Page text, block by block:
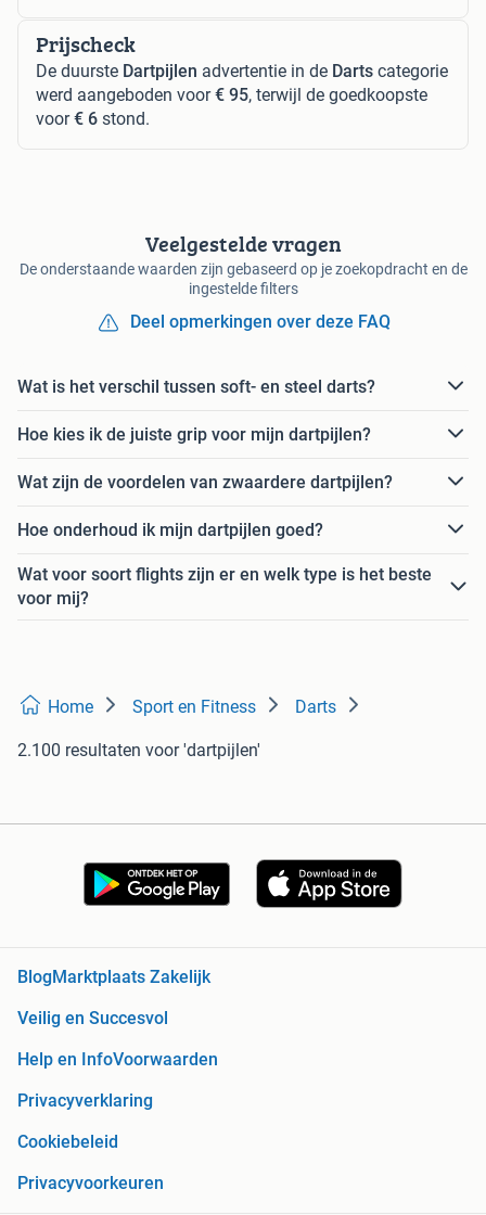
Prijscheck
De duurste Dartpijlen advertentie in de Darts categorie
werd aangeboden voor€ 95, terwijl de goedkoopste
voor€ 6 stond.
Veelgestelde vragen
De onderstaande waarden zijn gebaseerd op je zoekopdracht en de
ingestelde filters
Deel opmerkingen over deze FAQ
Wat is het verschil tussen soft- en steel darts?
Hoe kies ik de juiste grip voor mijn dartpijlen?
Wat zijn de voordelen van zwaardere dartpijlen?
Hoe onderhoud ik mijn dartpijlen goed?
Wat voor soort flights zijn er en welk type is het beste
voor mij?
Home Sport en Fitness Darts
2.100 resultaten voor 'dartpijlen'
Blog Marktplaats Zakelijk
Veilig en Succesvol
Help en InfoVoorwaarden
Privacyverklaring
Cookiebeleid
Privacyvoorkeuren